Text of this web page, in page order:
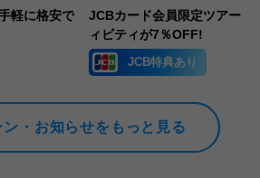
軽に格安で
JCBカード会員限定ツアー・
ィビティが7％OFF!
JCB特典あり
・お知らせをもっと見る